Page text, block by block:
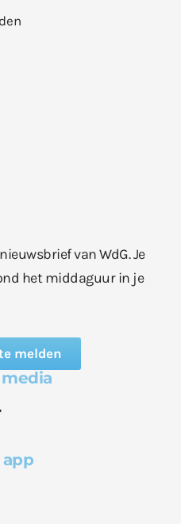
van WdG. Je
het middaguur in je
melden